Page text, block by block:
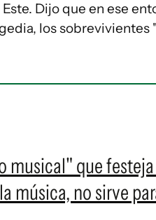
Dijo que en ese
los sobrevivientes
que festeja
música, no sirve